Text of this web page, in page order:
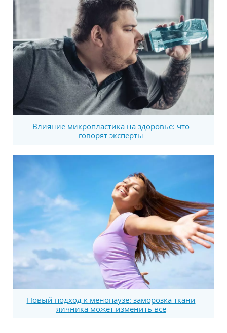
Влияние микропластика на здоровье: что
говорят эксперты
Новый подход к менопаузе: заморозка ткани
яичника может изменить все